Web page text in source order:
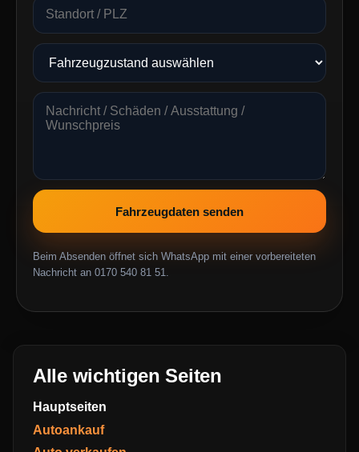
Fahrzeugdaten senden
Beim Absenden öffnet sich WhatsApp mit einer vorbereiteten
Nachricht an 0170 540 81 51.
Alle wichtigen Seiten
Hauptseiten
Autoankauf